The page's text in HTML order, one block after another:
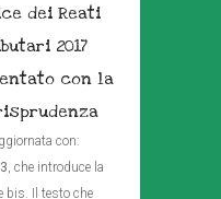
dei Reati
2017
con la
con:
, che introduce la
bis. Il testo che